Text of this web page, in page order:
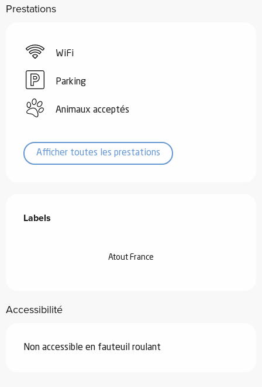
Prestations
WiFi
Parking
Animaux acceptés
Afficher toutes les prestations
Labels
Labels
Atout France
Accessibilité
Non accessible en fauteuil roulant